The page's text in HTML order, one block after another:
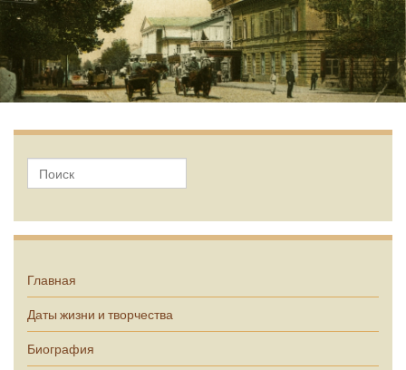
Главная
Даты жизни и творчества
Биография